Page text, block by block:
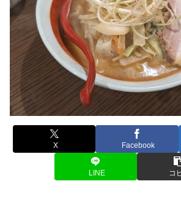
X Facebook
LINE コ